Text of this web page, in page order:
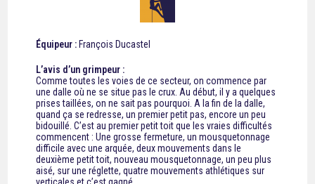
Équipeur : François Ducastel
L’avis d’un grimpeur :
Comme toutes les voies de ce secteur, on commence par
une dalle où ne se situe pas le crux. Au début, il y a quelques
prises taillées, on ne sait pas pourquoi. A la fin de la dalle,
quand ça se redresse, un premier petit pas, encore un peu
bidouillé. C’est au premier petit toit que les vraies difficultés
commencent : Une grosse fermeture, un mousquetonnage
difficile avec une arquée, deux mouvements dans le
deuxième petit toit, nouveau mousquetonnage, un peu plus
aisé, sur une réglette, quatre mouvements athlétiques sur